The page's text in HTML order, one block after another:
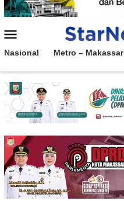
Mobile
Nasional Metro – Makassar